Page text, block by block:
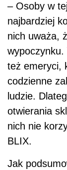
– Osoby w
najbardziej
nich uważa,
też emeryci,
codzienne
ludzie.
otwierania
nich nie
BLIX.
Jak